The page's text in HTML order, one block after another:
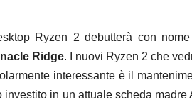
Ryzen 2 debutterà con
Ridge. I nuovi Ryzen 2 che
interessante è il
investito in un attuale scheda